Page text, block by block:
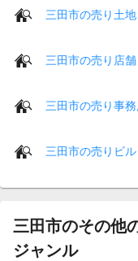
三田市の売り土地
三田市の売り店舗
三田市の売り事
三田市の売りビ
三田市のその他
ジャンル